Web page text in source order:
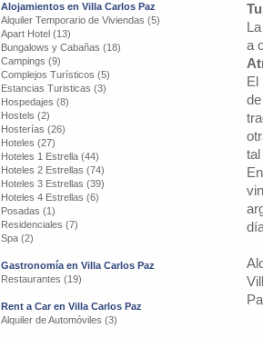
Alojamientos en Villa Carlos Paz
Alquiler Temporario de Viviendas (5)
Apart Hotel (13)
Bungalows y Cabañas (18)
Campings (9)
Complejos Turísticos (5)
Estancias Turisticas (3)
Hospedajes (8)
Hostels (2)
Hosterías (26)
Hoteles (27)
Hoteles 1 Estrella (44)
Hoteles 2 Estrellas (74)
Hoteles 3 Estrellas (39)
Hoteles 4 Estrellas (6)
Posadas (1)
Residenciales (7)
Spa (2)
Gastronomía en Villa Carlos Paz
Restaurantes (19)
Rent a Car en Villa Carlos Paz
Alquiler de Automóviles (3)
a
El